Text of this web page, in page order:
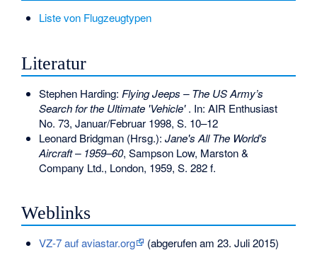
Liste von Flugzeugtypen
Literatur
Stephen Harding: Flying Jeeps – The US Army’s
Search for the Ultimate 'Vehicle'. In: AIR Enthusiast
No. 73, Januar/Februar 1998, S. 10–12
Leonard Bridgman (Hrsg.): Jane's All The World's
Aircraft – 1959–60, Sampson Low, Marston &
Company Ltd., London, 1959, S. 282 f.
Weblinks
VZ-7 auf aviastar.org (abgerufen am 23. Juli 2015)